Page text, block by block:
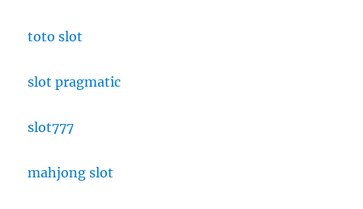
toto slot
slot pragmatic
slot777
mahjong slot